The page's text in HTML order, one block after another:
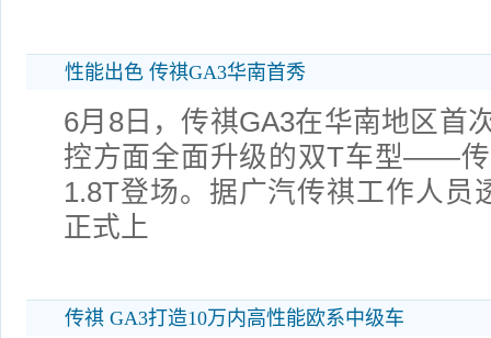
性能出色 传祺GA3华南首秀
6月8日，传祺GA3在华南地区首
控方面全面升级的双T车型——传
1.8T登场。据广汽传祺工作人员
正式上
传祺 GA3打造10万内高性能欧系中级车